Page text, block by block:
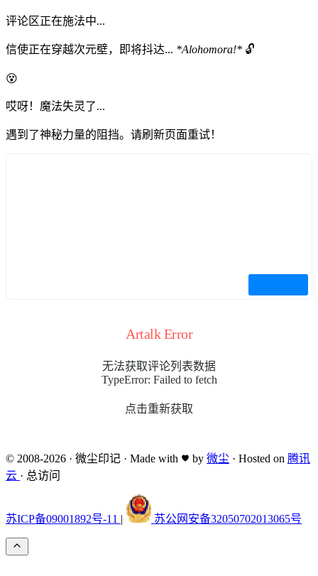
评论区正在施法中...
信使正在穿越次元壁，即将抖达... *Alohomora!* 🔓
😵
哎呀！魔法失灵了...
遇到了神秘力量的阻挡。请刷新页面重试！
Artalk Error
无法获取评论列表数据
TypeError: Failed to fetch
点击重新获取
© 2008-2026 · 微尘印记 · Made with by 微尘 · Hosted on 腾讯
云 · 总访问
苏ICP备09001892号-11 | 苏公网安备32050702013065号